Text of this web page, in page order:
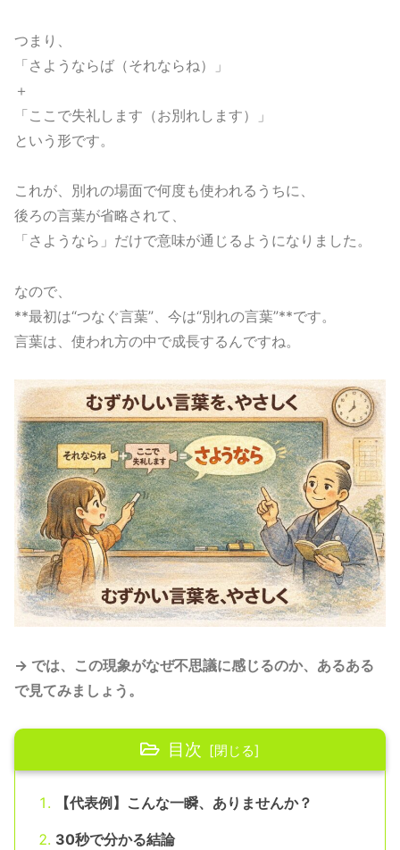
つまり、
「さようならば（それならね）」
＋
「ここで失礼します（お別れします）」
という形です。
これが、別れの場面で何度も使われるうちに、
後ろの言葉が省略されて、
「さようなら」だけで意味が通じるようになりました。
なので、
**最初は“つなぐ言葉”、今は“別れの言葉”**です。
言葉は、使われ方の中で成長するんですね。
→ では、この現象がなぜ不思議に感じるのか、あるある
で見てみましょう。
目次
【代表例】こんな一瞬、ありませんか？
30秒で分かる結論